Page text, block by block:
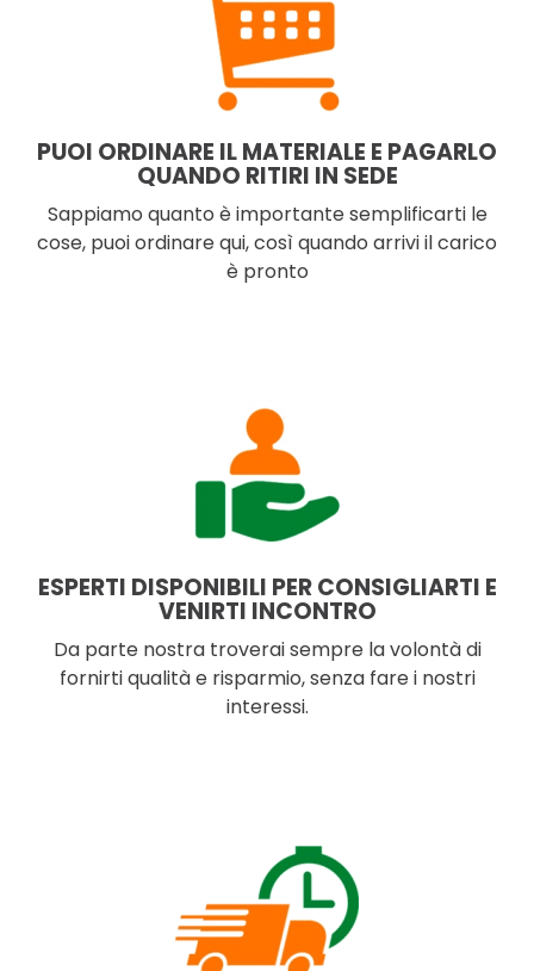
PUOI ORDINARE IL MATERIALE E PAGARLO
QUANDO RITIRI IN SEDE
Sappiamo quanto è importante semplificarti le
cose, puoi ordinare qui, così quando arrivi il carico
è pronto
ESPERTI DISPONIBILI PER CONSIGLIARTI E
VENIRTI INCONTRO
Da parte nostra troverai sempre la volontà di
fornirti qualità e risparmio, senza fare i nostri
interessi.